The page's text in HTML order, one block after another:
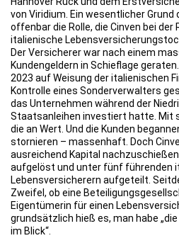
von Viridium. Ein wesentlicher
offenbar die Rolle, die Cinven bei
italienische
Der Versicherer war nach einem
Kundengeldern in Schieflage
2023 auf Weisung der italienischen
Kontrolle eines Sonderverwalters
das Unternehmen während der
Staatsanleihen investiert hatte. Mit
die an Wert. Und die Kunden
stornieren – massenhaft. Doch
ausreichend Kapital
aufgelöst und unter fünf führenden
Lebensversicherern aufgeteilt.
Zweifel, ob eine
Eigentümerin für einen
grundsätzlich hieß es, man habe
im Blick“.